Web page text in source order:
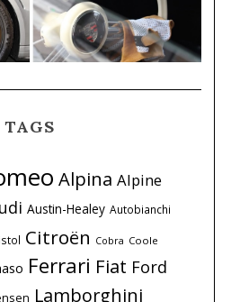
TAGS
Alpina Alpine
Austin-Healey Autobianchi
Citroën Cobra Coole
Ferrari Fiat Ford
Lamborghini